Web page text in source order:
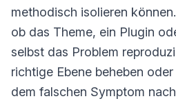
methodisch isolieren
ob das Theme, ein Plugin
selbst das Problem
richtige Ebene beheben
dem falschen Symptom